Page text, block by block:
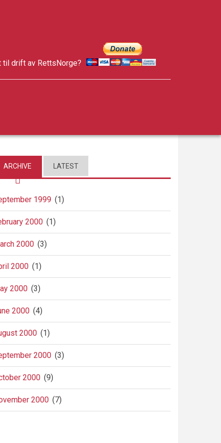
til drift av RettsNorge?
ARCHIVE LATEST
1999 (1)
2000 (1)
2000 (3)
2000 (1)
2000 (3)
2000 (4)
2000 (1)
2000 (3)
2000 (9)
2000 (7)